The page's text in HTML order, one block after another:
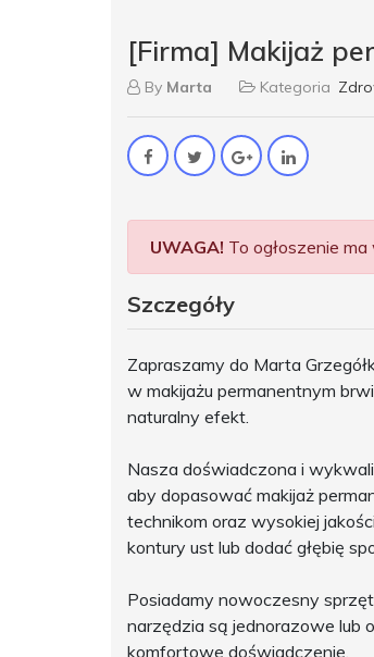
[Firma] Makijaż
By Marta Kategoria
UWAGA! To ogłoszenie
Szczegóły
Zapraszamy do Marta
w makijażu permanentnym
naturalny efekt.
Nasza doświadczona i
aby dopasować makijaż
technikom oraz wysokiej
kontury ust lub dodać głębię
Posiadamy nowoczesny
narzędzia są jednorazowe lub
komfortowe doświadczenie.